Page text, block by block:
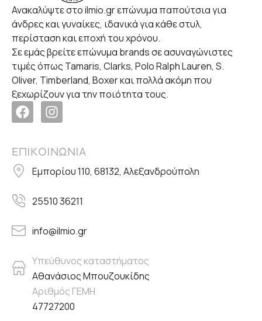
Ανακαλύψτε στο ilmio.gr επώνυμα παπούτσια για
άνδρες και γυναίκες, ιδανικά για κάθε στυλ,
περίσταση και εποχή του χρόνου.
Σε εμάς βρείτε επώνυμα brands σε ασυναγώνιστες
τιμές όπως Tamaris, Clarks, Polo Ralph Lauren, S.
Oliver, Timberland, Boxer και πολλά ακόμη που
ξεχωρίζουν για την ποιότητα τους.
ΕΠΙΚΟΙΝΩΝΙΑ
Εμπορίου 110, 68132, Αλεξανδρούπολη
25510 36211
info@ilmio.gr
Υπεύθυνος καταστήματος
Αθανάσιος Μπουζουκίδης
Αριθμός ΓΕΜΗ
47727200